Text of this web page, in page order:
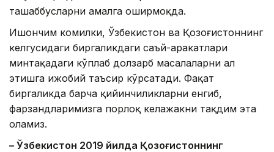
ташаббусларни амалга оширмоқда.
Ишончим комилки, Ўзбекистон ва Қозоғистоннинг
келгусидаги биргаликдаги саъй-ҳаракатлари
минтақадаги кўплаб долзарб масалаларни ҳал
этишга ижобий таъсир кўрсатади. Фақат
биргаликда барча қийинчиликларни енгиб,
фарзандларимизга порлоқ келажакни тақдим эта
оламиз.
– Ўзбекистон 2019 йилда Қозоғистоннинг